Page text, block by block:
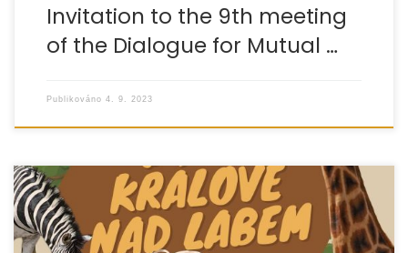
Invitation to the 9th meeting
of the Dialogue for Mutual …
Publikováno 4. 9. 2023